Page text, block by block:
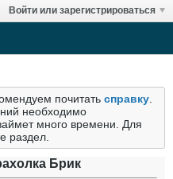
Войти или зарегистрироваться
почитать справку
необходимо
много времени. Для
раздел.
Брик